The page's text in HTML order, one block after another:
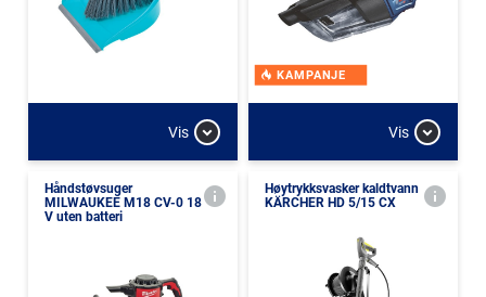
Vis
KAMPANJE
Vis
Håndstøvsuger
MILWAUKEE M18 CV-0 18
V uten batteri
Høytrykksvasker kaldtvann
KÄRCHER HD 5/15 CX